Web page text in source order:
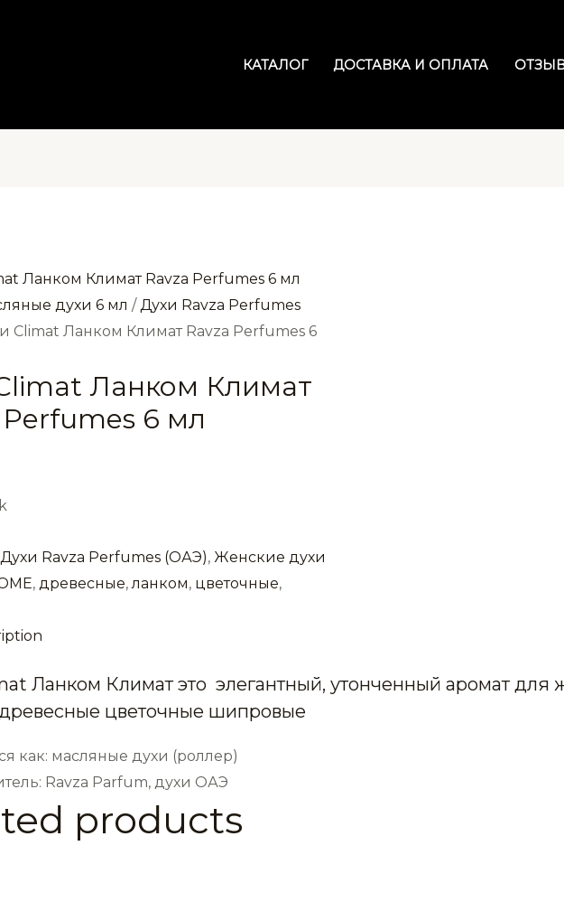
КАТАЛОГ ДОСТАВКА И ОПЛАТА
духи 6 мл / Духи Ravza Perfumes
Climat Ланком Климат Ravza Perfumes 6
Ланком Климат
Perfumes 6 мл
Духи Ravza Perfumes (ОАЭ), Женские духи
, древесные, ланком, цветочные,
Ланком Климат это элегантный, утонченный аромат
цветочные шипровые
как: масляные духи (роллер)
Ravza Parfum, духи ОАЭ
products